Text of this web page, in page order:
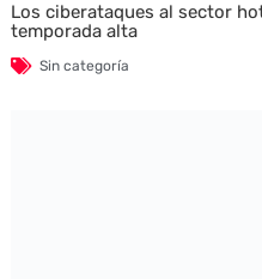
Los ciberataques al sector
temporada alta
Sin categoría